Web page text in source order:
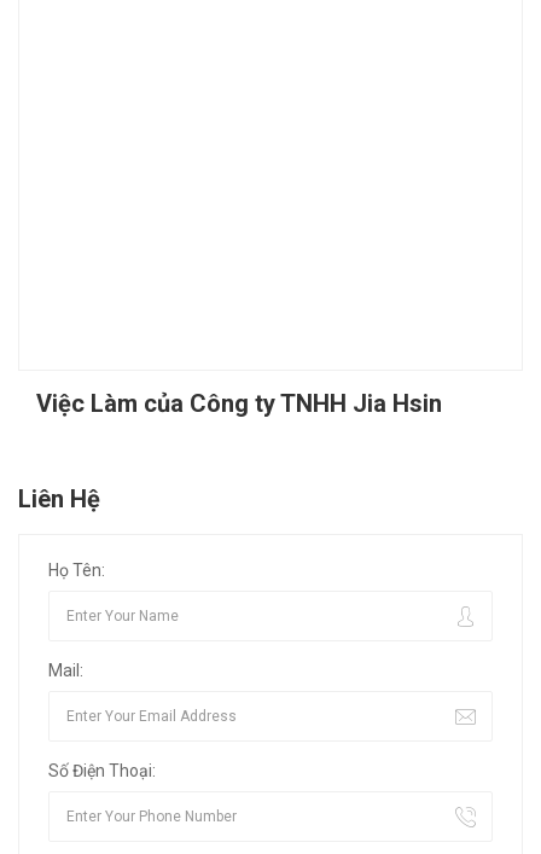
Việc Làm của Công ty TNHH Jia Hsin
Liên Hệ
Họ Tên:
Mail:
Số Điện Thoại: